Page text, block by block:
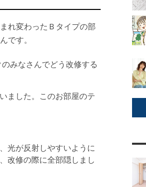
れ変わったＢタイプの部
です。
みなさんでどう改修する
ました。このお部屋のテ
光が反射しやすいように
改修の際に全部隠しまし